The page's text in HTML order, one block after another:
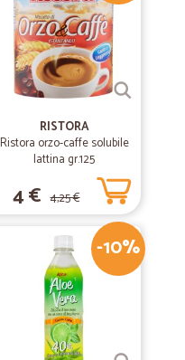
RISTORA
Ristora orzo-caffe solubile
lattina gr.125
4 € 4,25 €
-10%